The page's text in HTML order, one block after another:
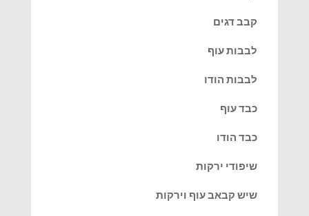
קבב דגים
לבבות עוף
לבבות הודו
כבד עוף
כבד הודו
שיפודי ירקות
שיש קבאב עוף וירקות